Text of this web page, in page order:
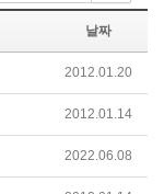
날짜
2012.01.20
2012.01.14
2022.06.08